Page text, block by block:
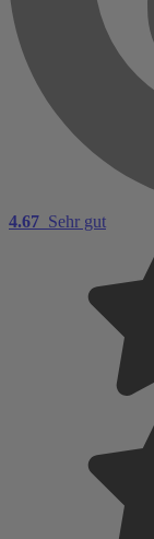
4.67 Sehr gut